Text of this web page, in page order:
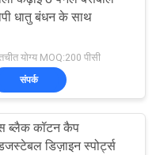
धातु बंधन के साथ
योग्य MOQ:200 पीसी
संपर्क
ब्लैक कॉटन कैप
डिज़ाइन स्पोर्ट्स